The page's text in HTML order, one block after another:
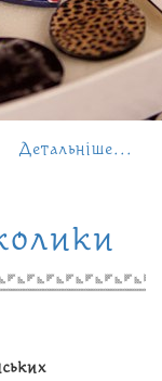
Детальніше...